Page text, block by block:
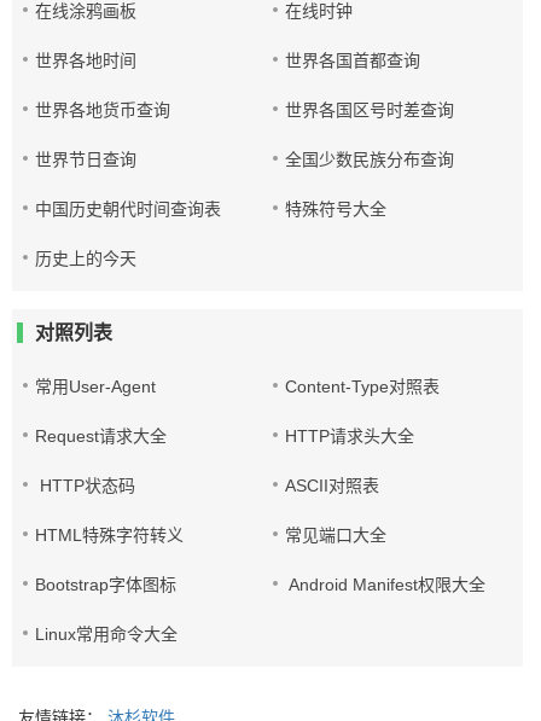
在线涂鸦画板 在线时钟
世界各地时间 世界各国首都查询
世界各地货币查询 世界各国区号时差查询
世界节日查询 全国少数民族分布查询
中国历史朝代时间查询表 特殊符号大全
历史上的今天
对照列表
常用User-Agent Content-Type对照表
Request请求大全 HTTP请求头大全
HTTP状态码 ASCII对照表
HTML特殊字符转义 常见端口大全
Bootstrap字体图标 Android Manifest权限大全
Linux常用命令大全